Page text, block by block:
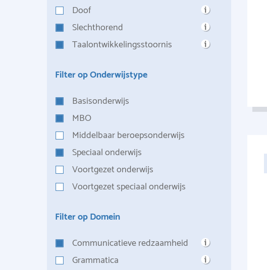
Doof
Slechthorend
Taalontwikkelingsstoornis
Filter op Onderwijstype
Basisonderwijs
MBO
Middelbaar beroepsonderwijs
Speciaal onderwijs
Voortgezet onderwijs
Voortgezet speciaal onderwijs
Filter op Domein
Communicatieve redzaamheid
Grammatica